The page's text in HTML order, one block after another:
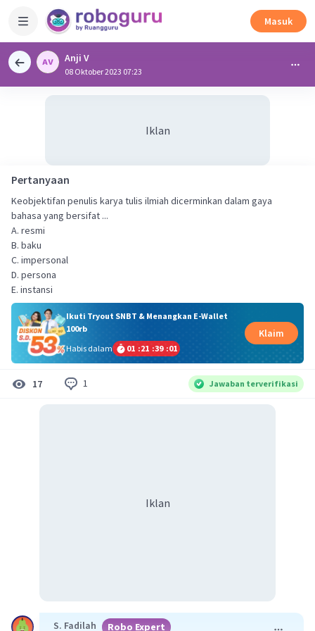
Masuk
Anji V
08 Oktober 2023 07:23
Iklan
Pertanyaan
Keobjektifan penulis karya tulis ilmiah dicerminkan dalam gaya
bahasa yang bersifat ...
A. resmi
B. baku
C. impersonal
D. persona
E. instansi
Ikuti Tryout SNBT & Menangkan E-Wallet
100rb
Habis dalam
01 :21 :39 :01
Klaim
17 1 Jawaban terverifikasi
Iklan
S. Fadilah Robo Expert